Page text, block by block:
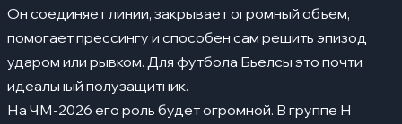
Он соединяет линии, закрывает огромный объем,
помогает прессингу и способен сам решить эпизод
ударом или рывком. Для футбола Бьелсы это почти
идеальный полузащитник.
На ЧМ-2026 его роль будет огромной. В группе H